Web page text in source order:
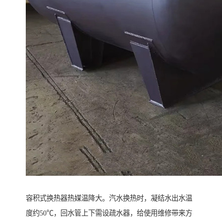
容积式换热器热媒温降大。汽水换热时，凝结水出水温
度约50℃，回水管上下需设疏水器，给使用维修带来方